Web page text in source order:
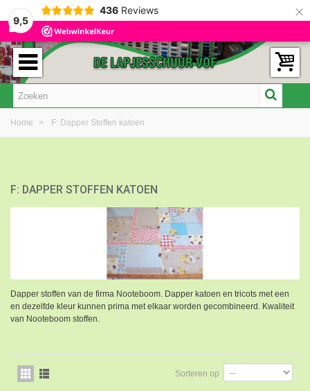
9,5
436 Reviews ×
Home > F: Dapper Stoffen katoen
F: DAPPER STOFFEN KATOEN
Dapper stoffen van de firma Nooteboom. Dapper katoen en tricots met een
en dezelfde kleur kunnen prima met elkaar worden gecombineerd. Kwaliteit
van Nooteboom stoffen.
Sorteren op